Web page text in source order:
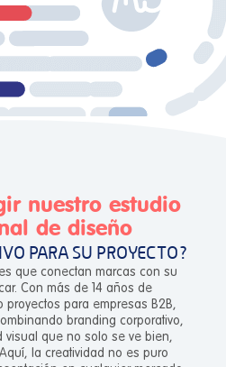
nuestro estudio
de diseño
PARA SU PROYECTO?
que conectan marcas con su
Con más de 14 años de
para empresas B2B,
branding corporativo,
visual que no solo se ve bien,
la creatividad no es puro